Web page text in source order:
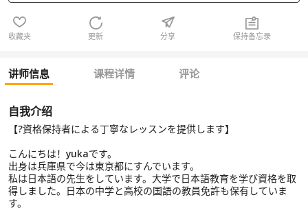
收藏夹 更新 分享 保持备忘录
讲师信息 课程详情 评论
自我介绍
【?資格保持者による丁寧なレッスンを提供します】
こんにちは！yukaです。
出身は兵庫県で今は東京都にすんでいます。
私は日本語の先生をしています。大学で日本語教育を学び資格を取
得しました。日本の中学と高校の国語の教員免許も保有していま
す。